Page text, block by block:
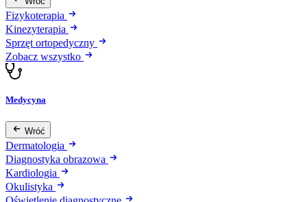
Fizykoterapia
Kinezyterapia
Sprzęt ortopedyczny
Zobacz wszystko
Medycyna
Wróć
Dermatologia
Diagnostyka obrazowa
Kardiologia
Okulistyka